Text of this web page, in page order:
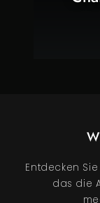
Entdecken
das die